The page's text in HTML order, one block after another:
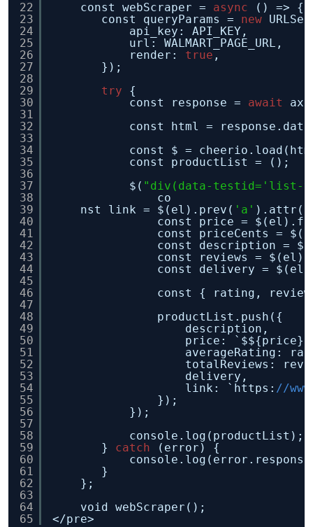
22
23
24
25
26
27
28
29
30
31
32
33
34
35
36
37
38
39
40
41
42
43
44
45
46
47
48
49
50
51
52
53
54
55
56
57
58
59
60
61
62
63
64
65
const webScraper = async
() => {
const queryParams = new
api_key: API_KEY,
url: WALMART_PAGE_URL,
render: true ,
});
try
{
const response = await
const html =
const $ =
const productList = ();
$( "div(data-testid='list-
co
nst link = $(el).prev( 'a' ).attr(
const price =
const priceCents =
const description =
const reviews =
const delivery =
const { rating,
productList.push({
description,
price:
averageRating:
totalReviews:
delivery,
link: `https: //
});
});
console.log(productList);
} catch
(error) {
}
};
void webScraper();
</pre>